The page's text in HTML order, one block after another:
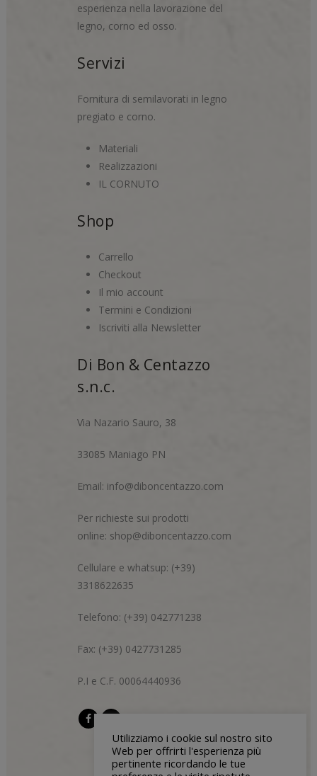
esperienza nella lavorazione del
legno, corno ed osso.
Servizi
Fornitura di semilavorati in legno
pregiato e corno.
Materiali
Realizzazioni
IL CORNUTO
Shop
Carrello
Checkout
Il mio account
Termini e Condizioni
Iscriviti alla Newsletter
Di Bon & Centazzo
s.n.c.
Via Nazario Sauro, 38
33085 Maniago PN
Email: info@diboncentazzo.com
Per richieste sui prodotti
online: shop@diboncentazzo.com
Cellulare e whatsup: (+39)
3318622635
Telefono: (+39) 042771238
Fax: (+39) 0427731285
P.I e C.F. 00064440936
Utilizziamo i cookie sul nostro sito
Web per offrirti l'esperienza più
pertinente ricordando le tue